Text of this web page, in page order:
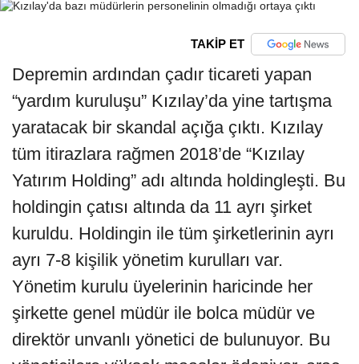
TAKİP ET
Depremin ardından çadır ticareti yapan
“yardım kuruluşu” Kızılay’da yine tartışma
yaratacak bir skandal açığa çıktı. Kızılay
tüm itirazlara rağmen 2018’de “Kızılay
Yatırım Holding” adı altında holdingleşti. Bu
holdingin çatısı altında da 11 ayrı şirket
kuruldu. Holdingin ile tüm şirketlerinin ayrı
ayrı 7-8 kişilik yönetim kurulları var.
Yönetim kurulu üyelerinin haricinde her
şirkette genel müdür ile bolca müdür ve
direktör unvanlı yönetici de bulunuyor. Bu